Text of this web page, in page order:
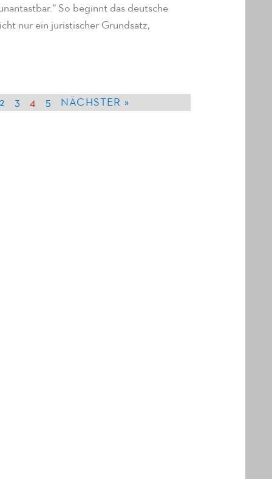
So beginnt das deutsche
nur ein juristischer Grundsatz,
2 3 4 5 NÄCHSTER »